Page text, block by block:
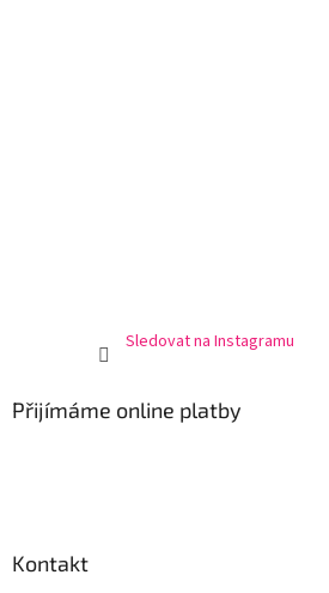
Sledovat na Instagramu
Přijímáme online platby
Kontakt